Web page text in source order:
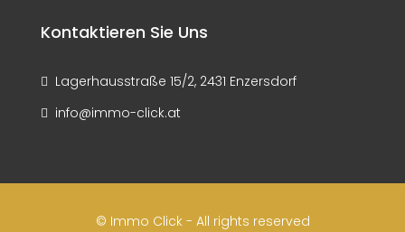
Kontaktieren Sie Uns
Lagerhausstraße 15/2, 2431 Enzersdorf
info@immo-click.at
© Immo Click - All rights reserved